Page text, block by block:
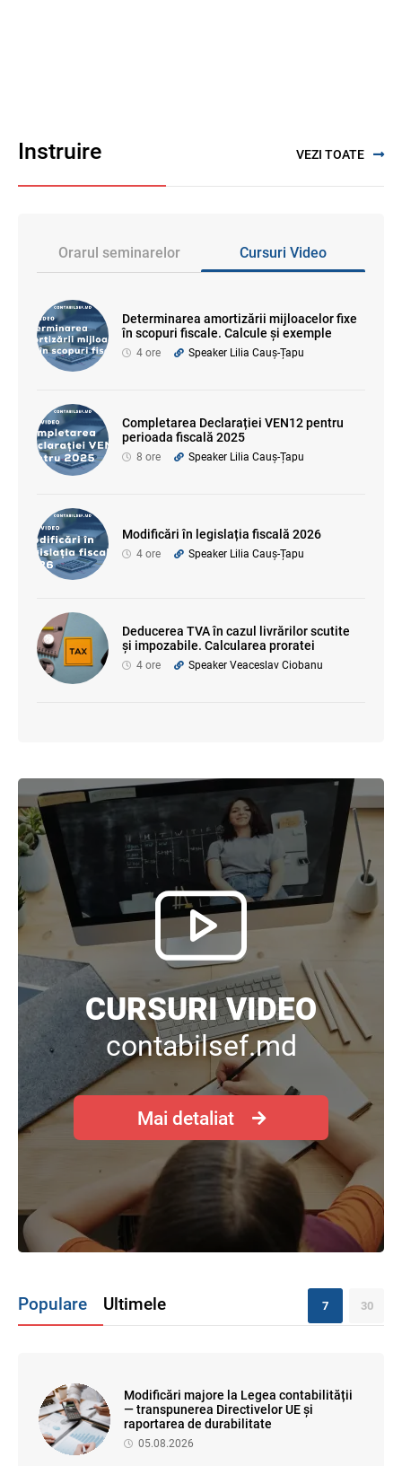
Instruire VEZI TOATE
Orarul seminarelor Cursuri Video
Determinarea amortizării mijloacelor fixe
în scopuri fiscale. Calcule și exemple
4 ore Speaker Lilia Cauș-Țapu
Completarea Declarației VEN12 pentru
perioada fiscală 2025
8 ore Speaker Lilia Cauș-Țapu
Modificări în legislația fiscală 2026
4 ore Speaker Lilia Cauș-Țapu
Deducerea TVA în cazul livrărilor scutite
și impozabile. Calcularea proratei
4 ore Speaker Veaceslav Ciobanu
CURSURI VIDEO
contabilsef.md
Mai detaliat
Populare Ultimele 7 30
Modificări majore la Legea contabilității
— transpunerea Directivelor UE și
raportarea de durabilitate
05.08.2026